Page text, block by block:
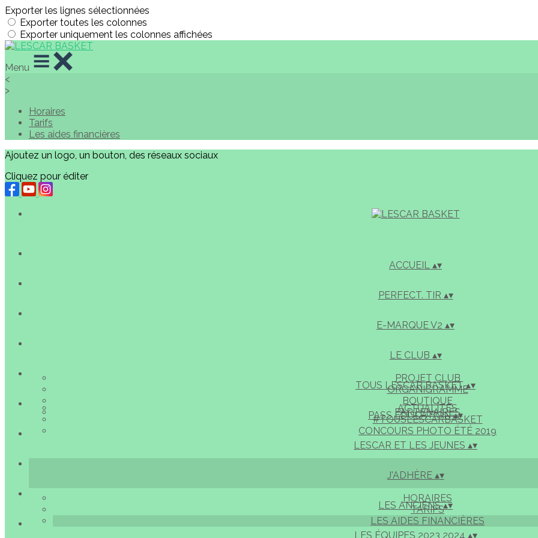
Exporter les lignes sélectionnées
Exporter toutes les colonnes
Exporter uniquement les colonnes affichées
Menu
<
>
Horaires
Tarifs
Les aides financières
Ajoutez un logo, un bouton, des réseaux sociaux
Cliquez pour éditer
ACCUEIL ▴▾
PERFECT. TIR ▴▾
E-MARQUE V2 ▴▾
LE CLUB ▴▾
PROJET CLUB
ORGANIGRAMME
BOUTIQUE
PARTENAIRES
TOUS LESCAR BASKET▴▾
ACTUALITÉS
#TOUSLESCARBASKET
CONCOURS PHOTO ÉTÉ 2019
PASS EDUCATION▴▾
LESCAR ET LES JEUNES ▴▾
J'ADHÈRE ▴▾
HORAIRES
TARIFS
LES AIDES FINANCIÈRES
LES ANCIENS▴▾
LES ÉQUIPES 2023 2024 ▴▾